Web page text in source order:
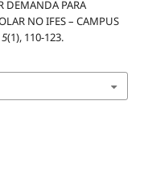
DEMANDA PARA
NO IFES – CAMPUS
5(1), 110-123.